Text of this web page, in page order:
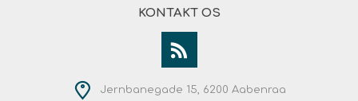
KONTAKT OS
Jernbanegade 15, 6200 Aabenraa